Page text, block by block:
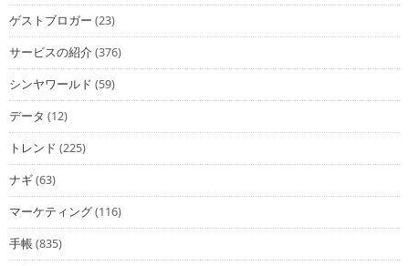
ゲストブロガー (23)
サービスの紹介(376)
シンヤワールド (59)
データ (12)
トレンド (225)
ナギ(63)
マーケティング(116)
手帳(835)